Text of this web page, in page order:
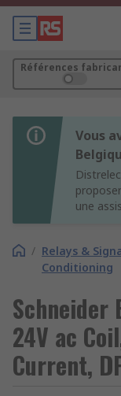
Références
Vous
une
/ Relays &
Conditioning
Schneider
24V ac
Current,